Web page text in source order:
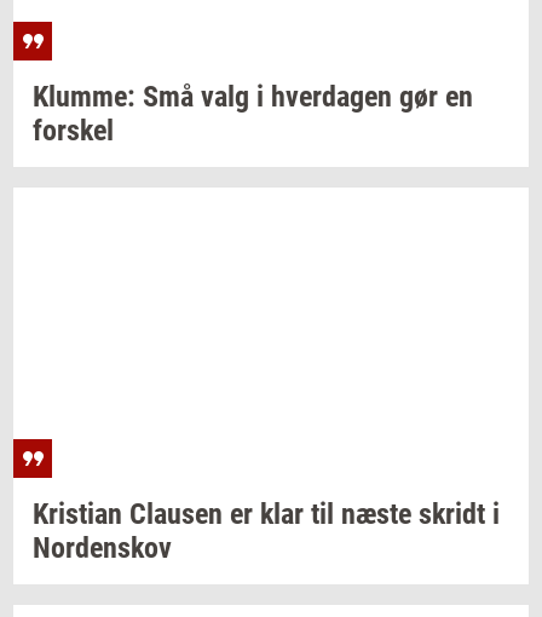
Klum­me: Små valg i hver­da­gen gør en
for­skel
Kri­sti­an Clau­sen er klar til næste skridt i
Nor­denskov